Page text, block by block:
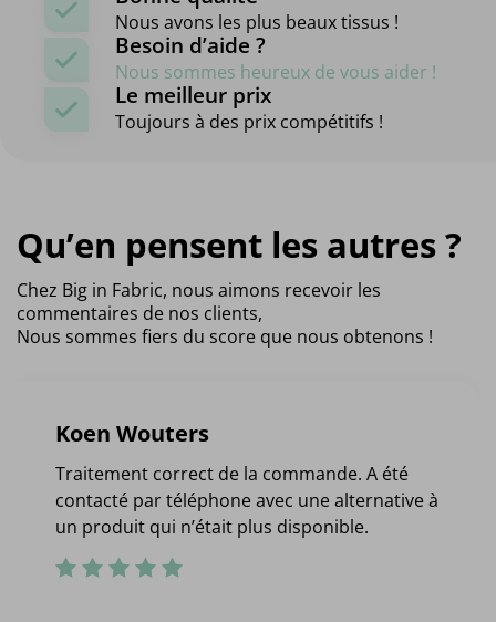
Nous avons les plus beaux tissus !
Besoin d’aide ?
Nous sommes heureux de vous aider !
Le meilleur prix
Toujours à des prix compétitifs !
Qu’en pensent les autres ?
Chez Big in Fabric, nous aimons recevoir les
commentaires de nos clients,
Nous sommes fiers du score que nous obtenons !
Koen Wouters
Traitement correct de la commande. A été
contacté par téléphone avec une alternative à
un produit qui n’était plus disponible.